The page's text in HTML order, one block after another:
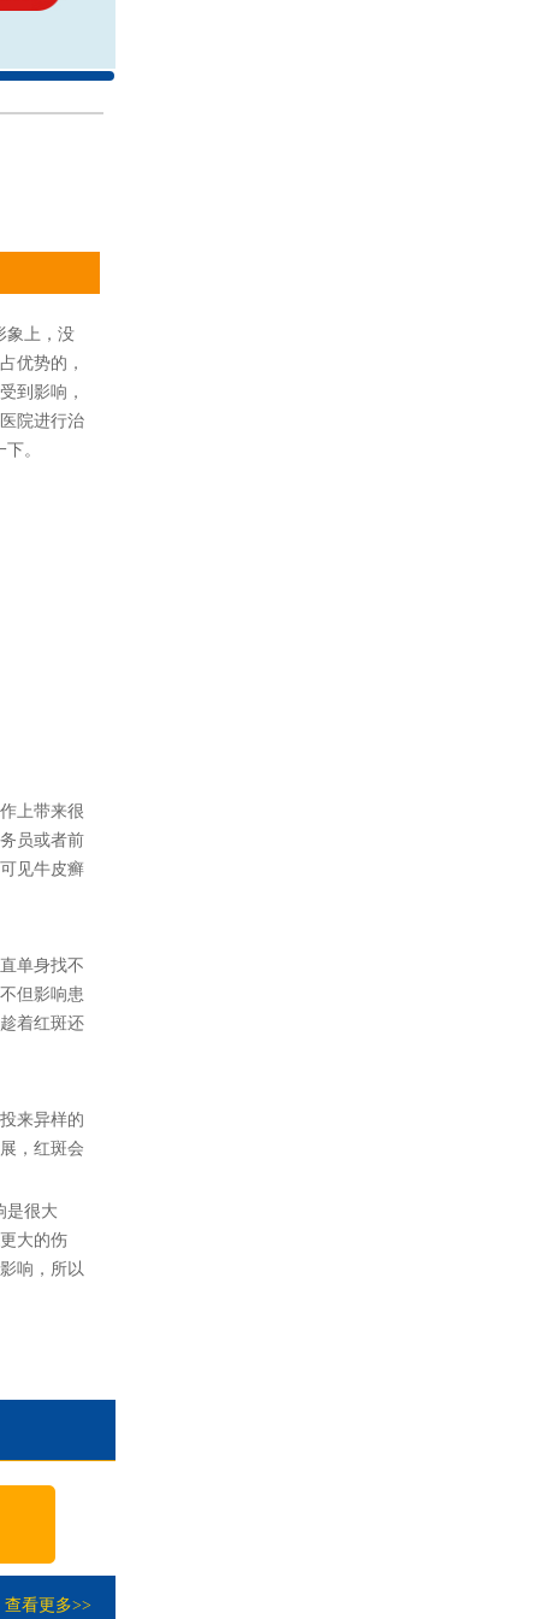
象上，没
优势的，
到影响，
院进行治
。
上带来很
员或者前
见牛皮癣
单身找不
但影响患
着红斑还
来异样的
，红斑会
是很大
大的伤
响，所以
查看更多>>